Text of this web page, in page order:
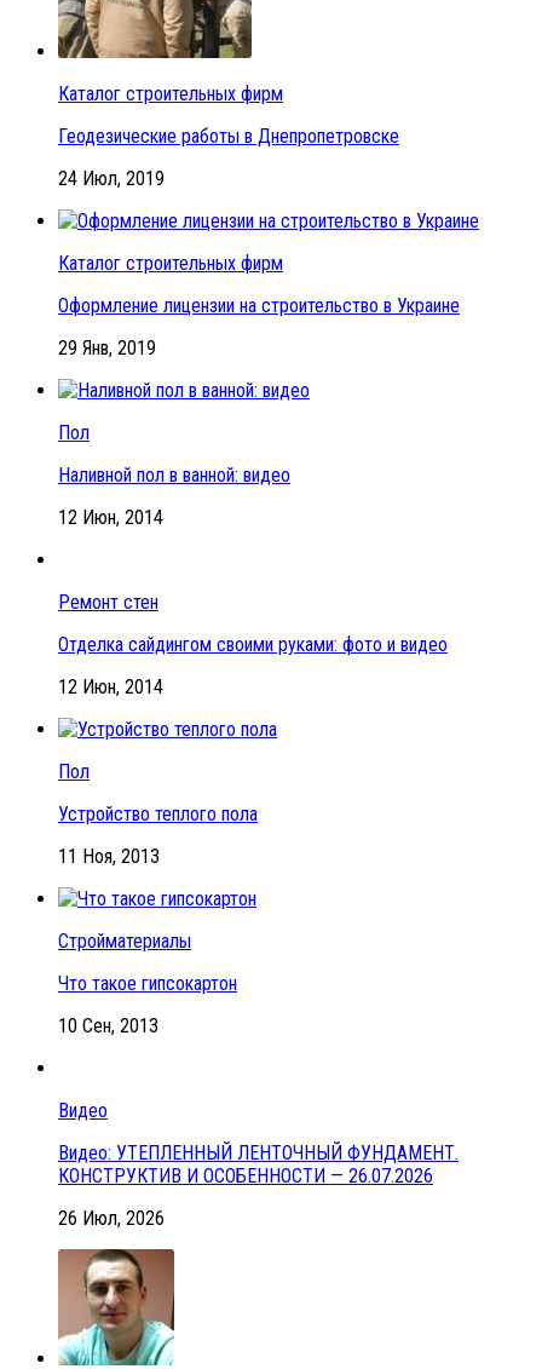
Каталог строительных фирм
Геодезические работы в Днепропетровске
24 Июл, 2019
Каталог строительных фирм
Оформление лицензии на строительство в Украине
29 Янв, 2019
Пол
Наливной пол в ванной: видео
12 Июн, 2014
Ремонт стен
Отделка сайдингом своими руками: фото и видео
12 Июн, 2014
Пол
Устройство теплого пола
11 Ноя, 2013
Стройматериалы
Что такое гипсокартон
10 Сен, 2013
Видео
Видео: УТЕПЛЕННЫЙ ЛЕНТОЧНЫЙ ФУНДАМЕНТ.
КОНСТРУКТИВ И ОСОБЕННОСТИ — 26.07.2026
26 Июл, 2026